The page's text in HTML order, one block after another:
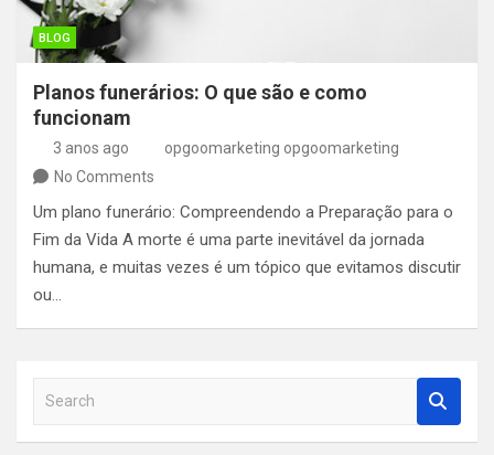
BLOG
Planos funerários: O que são e como
funcionam
3 anos ago
opgoomarketing opgoomarketing
No Comments
Um plano funerário: Compreendendo a Preparação para o
Fim da Vida A morte é uma parte inevitável da jornada
humana, e muitas vezes é um tópico que evitamos discutir
ou…
a